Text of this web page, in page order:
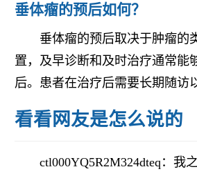
垂体瘤的预后如何？
垂体瘤的预后取决于肿瘤的
置，及早诊断和及时治疗通常能
后。患者在治疗后需要长期随访
看看网友是怎么说的
ctl000YQ5R2M324dteq：我